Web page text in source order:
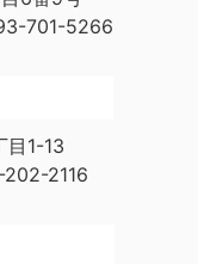
701-5266
目1-13
2116